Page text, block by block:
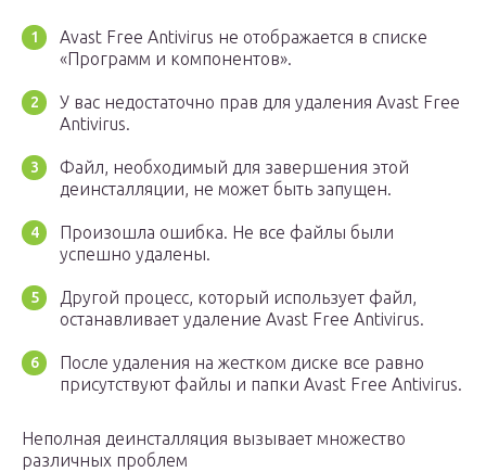
Avast Free Antivirus не отображается в списке
«Программ и компонентов».
У вас недостаточно прав для удаления Avast Free
Antivirus.
Файл, необходимый для завершения этой
деинсталляции, не может быть запущен.
Произошла ошибка. Не все файлы были
успешно удалены.
Другой процесс, который использует файл,
останавливает удаление Avast Free Antivirus.
После удаления на жестком диске все равно
присутствуют файлы и папки Avast Free Antivirus.
Неполная деинсталляция вызывает множество
различных проблем